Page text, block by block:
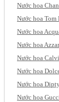
Nước hoa
Nước hoa Tom
Nước hoa
Nước hoa
Nước hoa
Nước hoa
Nước hoa
Nước hoa